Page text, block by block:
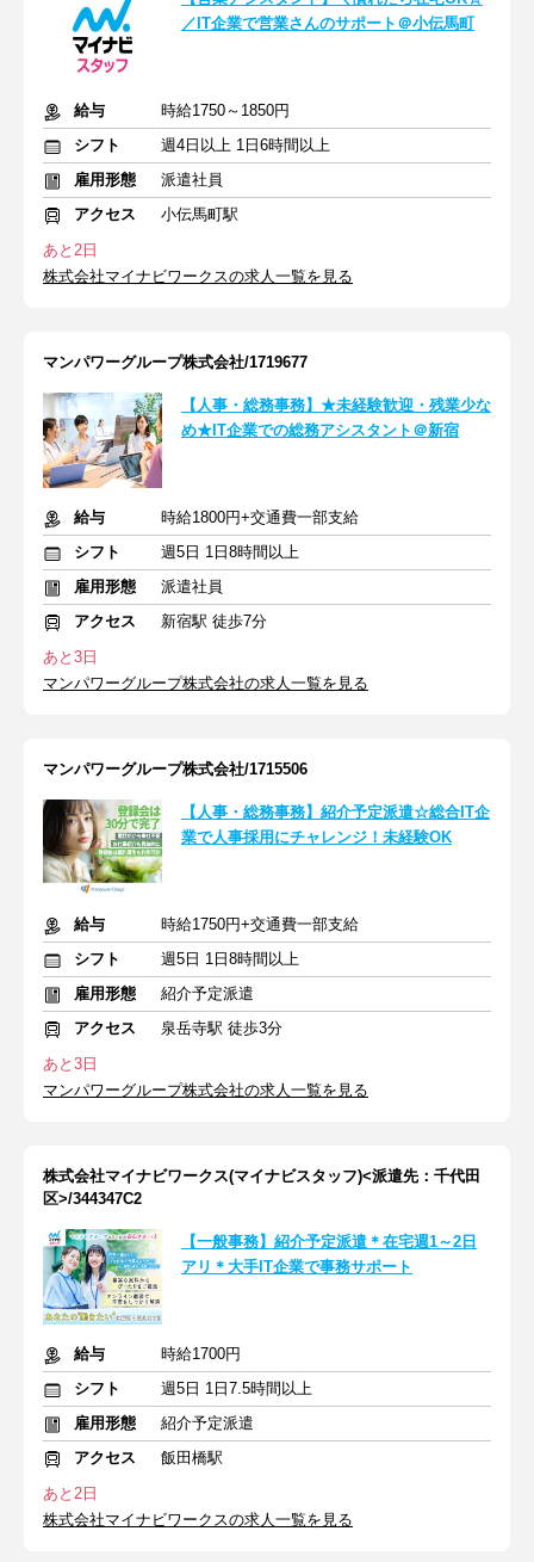
／IT企業で営業さんのサポート＠小伝馬町
給与
時給1750～1850円
シフト
週4日以上 1日6時間以上
雇用形態
派遣社員
アクセス
小伝馬町駅
あと2日
株式会社マイナビワークスの求人一覧を見る
マンパワーグループ株式会社/1719677
【人事・総務事務】★未経験歓迎・残業少な
め★IT企業での総務アシスタント＠新宿
給与
時給1800円+交通費一部支給
シフト
週5日 1日8時間以上
雇用形態
派遣社員
アクセス
新宿駅 徒歩7分
あと3日
マンパワーグループ株式会社の求人一覧を見る
マンパワーグループ株式会社/1715506
【人事・総務事務】紹介予定派遣☆総合IT企
業で人事採用にチャレンジ！未経験OK
給与
時給1750円+交通費一部支給
シフト
週5日 1日8時間以上
雇用形態
紹介予定派遣
アクセス
泉岳寺駅 徒歩3分
あと3日
マンパワーグループ株式会社の求人一覧を見る
株式会社マイナビワークス(マイナビスタッフ)<派遣先：千代田
区>/344347C2
【一般事務】紹介予定派遣＊在宅週1～2日
アリ＊大手IT企業で事務サポート
給与
時給1700円
シフト
週5日 1日7.5時間以上
雇用形態
紹介予定派遣
アクセス
飯田橋駅
あと2日
株式会社マイナビワークスの求人一覧を見る